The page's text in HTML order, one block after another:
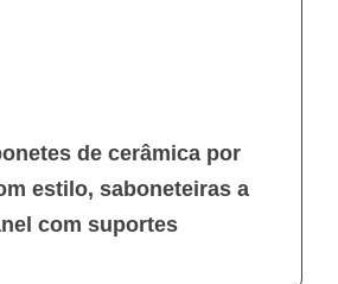
de cerâmica por
estilo, saboneteiras a
com suportes